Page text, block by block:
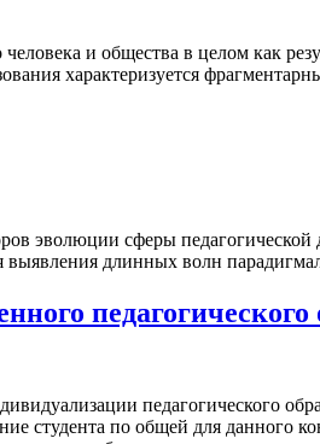
и общества в целом как
характеризуется
эволюции сферы педагогической
длинных волн
педагогического
педагогического
студента по общей для данного